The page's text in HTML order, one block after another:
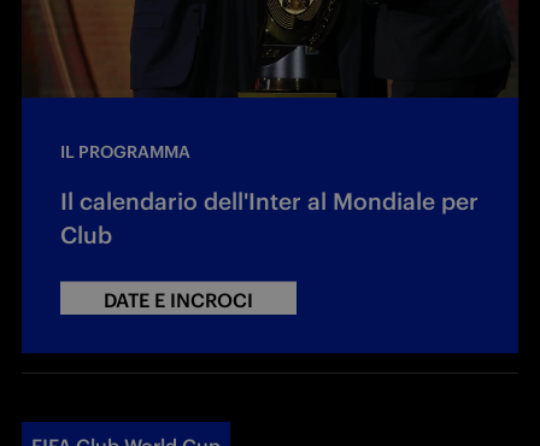
IL PROGRAMMA
Il calendario dell'Inter al Mondiale per
Club
DATE E INCROCI